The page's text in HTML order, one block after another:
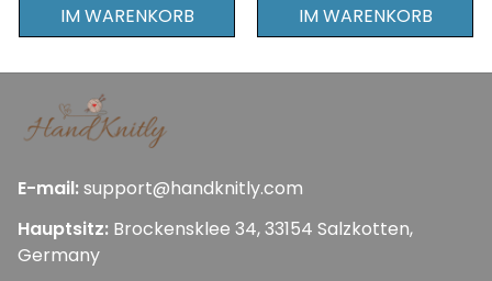
IM WARENKORB IM WARENKORB
E-mail:support@handknitly.com
Hauptsitz: Brockensklee 34, 33154 Salzkotten,
Germany